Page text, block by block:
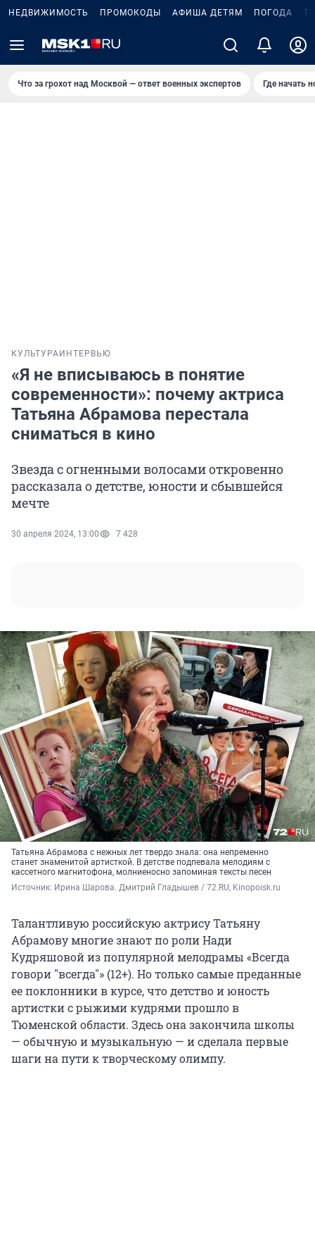
НЕДВИЖИМОСТЬ ПРОМОКОДЫ АФИША ДЕТЯМ ПОГОДА
Что за грохот над Москвой — ответ военных экспертов Где начать
КУЛЬТУРА ИНТЕРВЬЮ
«Я не вписываюсь в понятие
современности»: почему актриса
Татьяна Абрамова перестала
сниматься в кино
Звезда с огненными волосами откровенно
рассказала о детстве, юности и сбывшейся
мечте
30 апреля 2024, 13:00 7 428
Татьяна Абрамова с нежных лет твердо знала: она непременно
станет знаменитой артисткой. В детстве подпевала мелодиям с
кассетного магнитофона, молниеносно запоминая тексты песен
Источник: Ирина Шарова. Дмитрий Гладышев / 72.RU, Kinopoisk.ru
Талантливую российскую актрису Татьяну
Абрамову многие знают по роли Нади
Кудряшовой из популярной мелодрамы «Всегда
говори "всегда"» (12+). Но только самые преданные
ее поклонники в курсе, что детство и юность
артистки с рыжими кудрями прошло в
Тюменской области. Здесь она закончила школы
— обычную и музыкальную — и сделала первые
шаги на пути к творческому олимпу.